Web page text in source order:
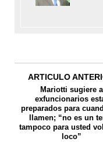
ARTICULO
Mariotti sugiere a
exfuncionarios
preparados para
llamen; “no es un
tampoco para usted
loco”